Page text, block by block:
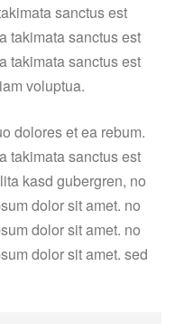
sanctus est
takimata sanctus est
takimata sanctus est
voluptua.
dolores et ea rebum.
takimata sanctus est
kasd gubergren, no
dolor sit amet. no
dolor sit amet. no
dolor sit amet. sed